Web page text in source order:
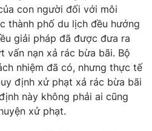
lai
Podcast
con người đối với môi
thành phố du lịch đều hướng
giải pháp đã được đưa ra
vấn nạn xả rác bừa bãi. Bộ
nhiệm đã có, nhưng thực tế
định xử phạt xả rác bừa bãi
này không phải ai cũng
xử phạt.